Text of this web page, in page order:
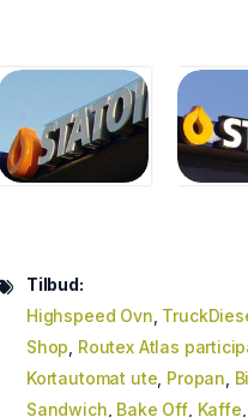
Tilbud:
Highspeed Ovn
Shop Routex Atlas
Kortautomat ute Propan
Sandwich Bake Off, Kaffe